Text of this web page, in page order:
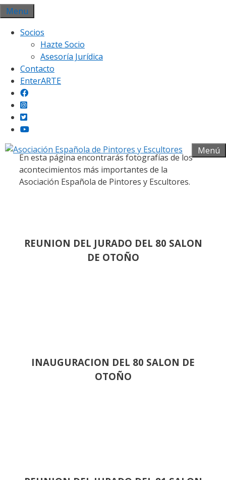
Saltar
al
contenido
Menu
Socios
Hazte Socio
Asesoría Jurídica
Contacto
EnterARTE
Menú
Galería fotográfica
En esta página encontrarás fotografías de los
acontecimientos más importantes de la
Asociación Española de Pintores y Escultores.
REUNION DEL JURADO DEL 80 SALON
DE OTOÑO
INAUGURACION DEL 80 SALON DE
OTOÑO